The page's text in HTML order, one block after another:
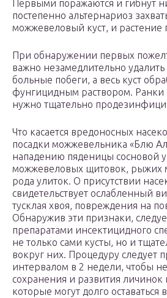
Первыми поражаются и гибнут
постепенно альтернариоз
можжевеловый куст, и растение
При обнаружении первых
важно незамедлительно
больные побеги, а весь куст
фунгицидным раствором. Ранки
нужно тщательно
Что касается вредоносных
посадки можжевельника «Блю
нападению пяденицы сосновой
можжевеловых щитовок, рыжих
рода улиток. О присутствии
свидетельствует ослабленный
тусклая хвоя, повреждения на
Обнаружив эти признаки,
препаратами инсектицидного
не только сами кусты, но и
вокруг них. Процедуру следует
интервалом в 2 недели, чтобы не
сохранения и развития личинок
которые могут долго оставаться